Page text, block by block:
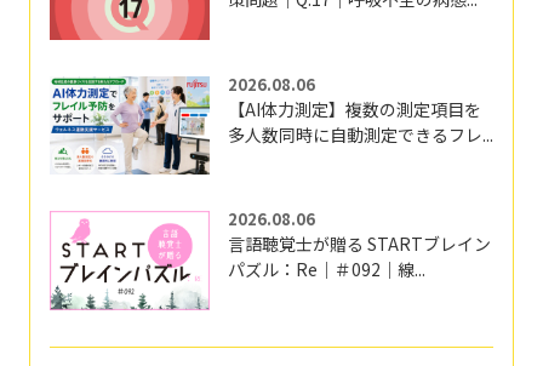
2026.08.06
【AI体力測定】複数の測定項目を
多人数同時に自動測定できるフレ...
2026.08.06
言語聴覚士が贈る STARTブレイン
パズル：Re｜＃092｜線...